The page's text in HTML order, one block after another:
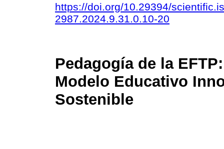
https://doi.org/10.29394/
2987.2024.9.31.0.10-20
Pedagogía de la
Modelo Educativo
Sostenible